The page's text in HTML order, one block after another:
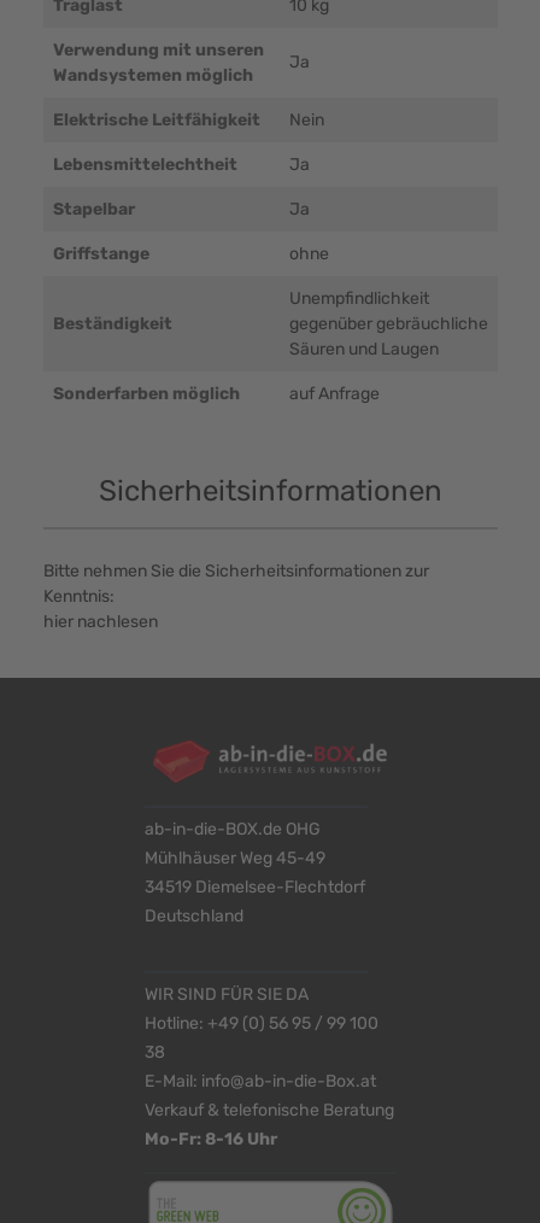
Traglast 10 kg
Verwendung mit unseren
Wandsystemen möglich
Ja
Elektrische Leitfähigkeit Nein
Lebensmittelechtheit Ja
Stapelbar Ja
Griffstange ohne
Beständigkeit
Unempfindlichkeit
gegenüber gebräuchliche
Säuren und Laugen
Sonderfarben möglich auf Anfrage
Sicherheitsinformationen
Bitte nehmen Sie die Sicherheitsinformationen zur
Kenntnis:
hier nachlesen
ab-in-die-BOX.de OHG
Mühlhäuser Weg 45-49
34519 Diemelsee-Flechtdorf
Deutschland
WIR SIND FÜR SIE DA
Hotline: +49 (0) 56 95 / 99 100
38
E-Mail: info@ab-in-die-Box.at
Verkauf & telefonische Beratung
Mo-Fr: 8-16 Uhr